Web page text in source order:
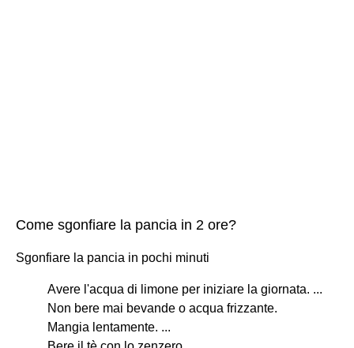
Come sgonfiare la pancia in 2 ore?
Sgonfiare la pancia in pochi minuti
Avere l'acqua di limone per iniziare la giornata. ...
Non bere mai bevande o acqua frizzante.
Mangia lentamente. ...